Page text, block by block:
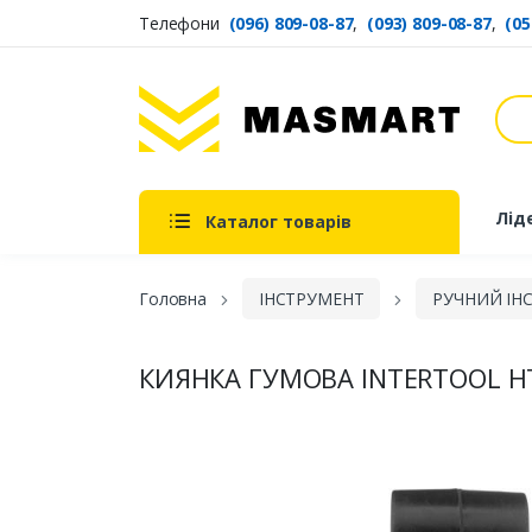
Телефони (096) 809-08-87, (093) 809-08-87,
Masmart
Каталог товарів
Головна ІНСТРУМЕНТ РУЧНИЙ
КИЯНКА ГУМОВА INTERTOOL